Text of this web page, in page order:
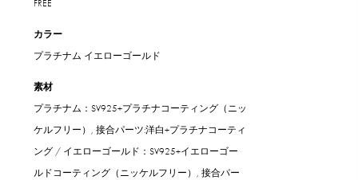
FREE
カラー
プラチナム イエローゴールド
素材
プラチナム：SV925+プラチナコーティング（ニッ
ケルフリー）, 接合パーツ:洋白+プラチナコーティ
ング / イエローゴールド：SV925+イエローゴー
ルドコーティング（ニッケルフリー）, 接合パー